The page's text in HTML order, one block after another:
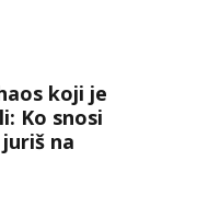
koji je
Ko snosi
na